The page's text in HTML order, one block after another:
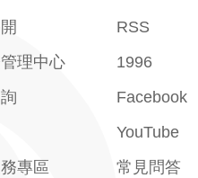
理中心
專區
RSS
1996
Facebook
YouTube
常見問答